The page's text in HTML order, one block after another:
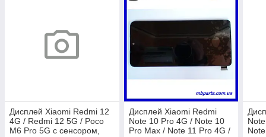
Дисплей Xiaomi Redmi 12
4G / Redmi 12 5G / Poco
M6 Pro 5G с сенсором,
Дисплей Xiaomi Redmi
Note 10 Pro 4G / Note 10
Pro Max / Note 11 Pro 4G /